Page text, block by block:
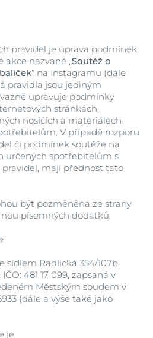
pravidel je úprava podmínek
nazvané „Soutěž o
“ na Instagramu (dále
pravidla jsou jediným
upravuje podmínky
stránkách,
nosičích a materiálech
V případě rozporu
či podmínek soutěže na
určených spotřebitelům s
mají přednost tato
být pozměněna ze strany
písemných dodatků.
sídlem Radlická 354/107b,
481 17 099, zapsaná v
Městským soudem v
(dále a výše také jako
je